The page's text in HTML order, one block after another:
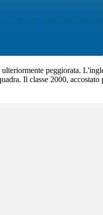
peggiorata.
Il classe 2000,